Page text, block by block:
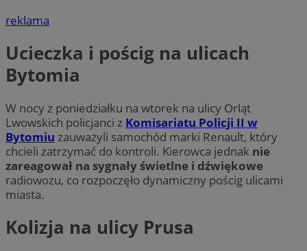
reklama
Ucieczka i pościg na ulicach
Bytomia
W nocy z poniedziałku na wtorek na ulicy Orląt
Lwowskich policjanci z Komisariatu Policji II w
Bytomiu zauważyli samochód marki Renault, który
chcieli zatrzymać do kontroli. Kierowca jednak nie
zareagował na sygnały świetlne i dźwiękowe
radiowozu, co rozpoczęło dynamiczny pościg ulicami
miasta.
Kolizja na ulicy Prusa